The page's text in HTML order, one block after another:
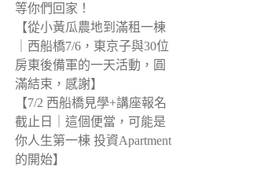
等你們回家！
【從小黃瓜農地到滿租一棟
｜西船橋7/6，東京子與30位
房東後備軍的一天活動，圓
滿結束，感謝】
【7/2 西船橋見學+講座報名
截止日｜這個便當，可能是
你人生第一棟 投資Apartment
的開始】